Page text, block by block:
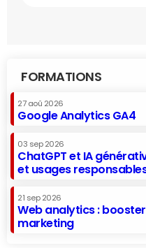
FORMATIONS
27 aoû 2026
Google Analytics GA4
03 sep 2026
ChatGPT et IA
et usages
21 sep 2026
Web analytics :
marketing